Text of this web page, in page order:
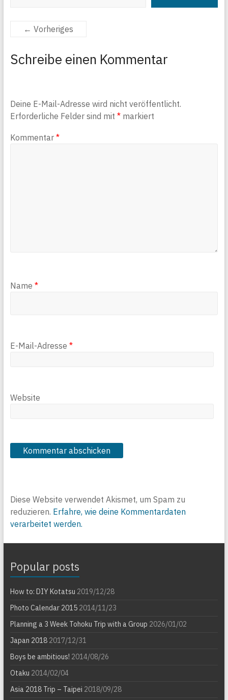
← Vorheriges
Schreibe einen Kommentar
Deine E-Mail-Adresse wird nicht veröffentlicht.
Erforderliche Felder sind mit *markiert
Kommentar *
Name *
E-Mail-Adresse *
Website
Diese Website verwendet Akismet, um Spam zu
reduzieren. Erfahre, wie deine Kommentardaten
verarbeitet werden.
Popular posts
How to: DIY Kotatsu 2019/12/28
Photo Calendar 20152014/11/23
Planning a 3 Week Tohoku Trip with a Group 2026/01/02
Japan 20182017/12/31
Boys be ambitious! 2014/08/26
Otaku 2014/02/04
Asia 2018 Trip – Taipei 2018/09/28